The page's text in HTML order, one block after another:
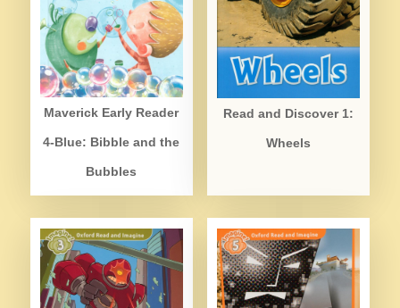
Maverick Early Reader
4-Blue: Bibble and the
Bubbles
Read and Discover 1:
Wheels